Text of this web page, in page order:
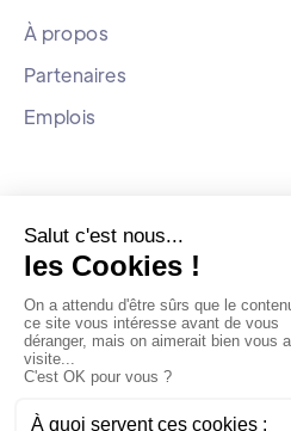
À propos
Partenaires
Emplois
Blog
Actualités
Livre Blanc